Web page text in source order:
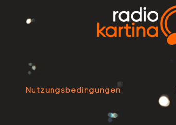
Nutzungsbedingungen